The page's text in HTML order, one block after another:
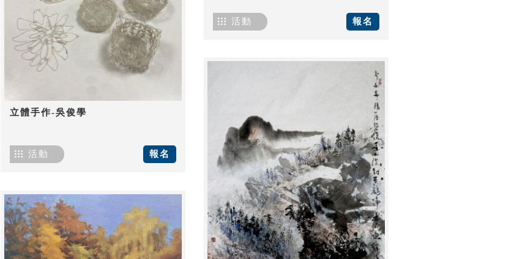
報名
活動
立體手作-吳俊學
報名
活動